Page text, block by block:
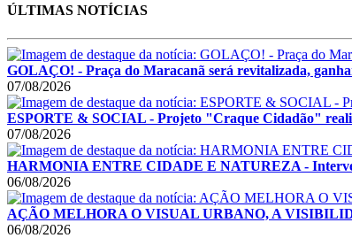
ÚLTIMAS NOTÍCIAS
GOLAÇO! - Praça do Maracanã será revitalizada,
07/08/2026
ESPORTE & SOCIAL - Projeto "Craque Cidadão"
07/08/2026
HARMONIA ENTRE CIDADE E NATUREZA -
06/08/2026
AÇÃO MELHORA O VISUAL URBANO, A
06/08/2026